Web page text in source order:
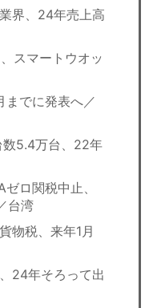
界、24年売上高
スマートウオッ
までに発表へ／
数5.4万台、22年
ロ関税中止、
台湾
物税、来年1月
24年そろって出